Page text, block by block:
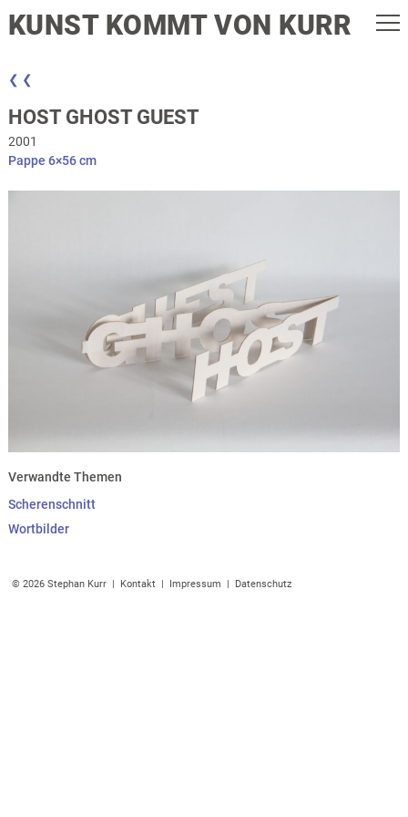
KUNST KOMMT VON KURR
❮ ❮
HOST GHOST GUEST
2001
Pappe 6×56 cm
Verwandte Themen
Scherenschnitt
Wortbilder
© 2026 Stephan Kurr | Kontakt | Impressum | Datenschutz